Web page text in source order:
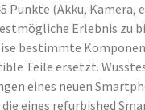
Punkte (Akku, Kamera,
Erlebnis zu
bestimmte
Teile ersetzt.
eines neuen
eines refurbished